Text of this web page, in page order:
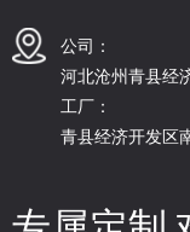
公司：
河北沧州青县经
工厂：
青县经济开发区